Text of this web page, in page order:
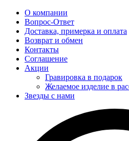
О компании
Вопрос-Ответ
Доставка, примерка и оплата
Возврат и обмен
Контакты
Соглашение
Акции
Гравировка в подарок
Желаемое изделие в
Звезды с нами